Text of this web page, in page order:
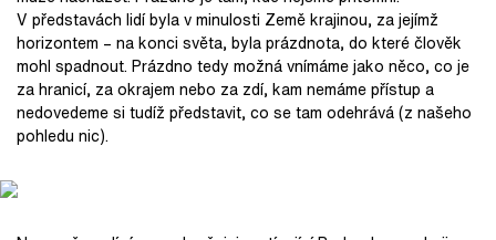
V představách lidí byla v minulosti Země krajinou, za jejímž
horizontem – na konci světa, byla prázdnota, do které člověk
mohl spadnout. Prázdno tedy možná vnímáme jako něco, co je
za hranicí, za okrajem nebo za zdí, kam nemáme přístup a
nedovedeme si tudíž představit, co se tam odehrává (z našeho
pohledu nic).